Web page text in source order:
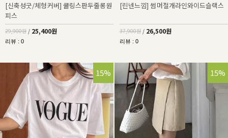
[신축성굿/체형커버] 쿨링스판두줄롱원
피스
29,900원 / 25,400원
리뷰 : 0
[린넨느낌] 썸머절개라인와이드슬랙스
37,900원 / 26,500원
리뷰 : 0
15% 15%